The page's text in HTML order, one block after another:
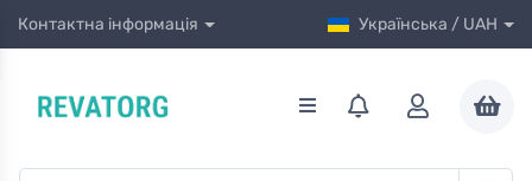
Контактна інформація Українська / UAH